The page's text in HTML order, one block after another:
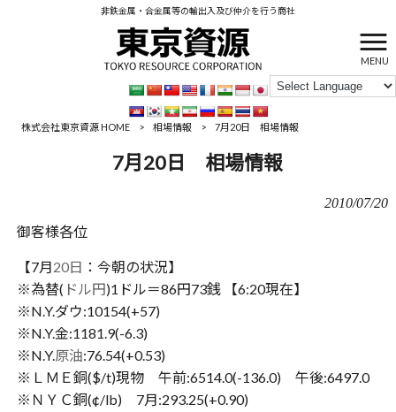
非鉄金属・合金属等の輸出入及び仲介を行う商社
MENU
株式会社東京資源 HOME > 相場情報 > 7月20日 相場情報
7月20日 相場情報
2010/07/20
御客様各位
【7月20日 ：今朝の状況】
※為替( ドル円)1ドル＝86円73銭 【6:20現在】
※N.Y.ダウ:10154(+57)
※N.Y.金:1181.9(-6.3)
※N.Y.原油:76.54(+0.53)
※ＬＭＥ銅($/t)現物 午前:6514.0(-136.0) 午後:6497.0
※ＮＹＣ銅(¢/lb) 7月:293.25(+0.90)